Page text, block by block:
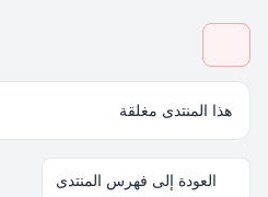
هذا المنتدى مغلقة
العودة إلى فهرس المنتدى